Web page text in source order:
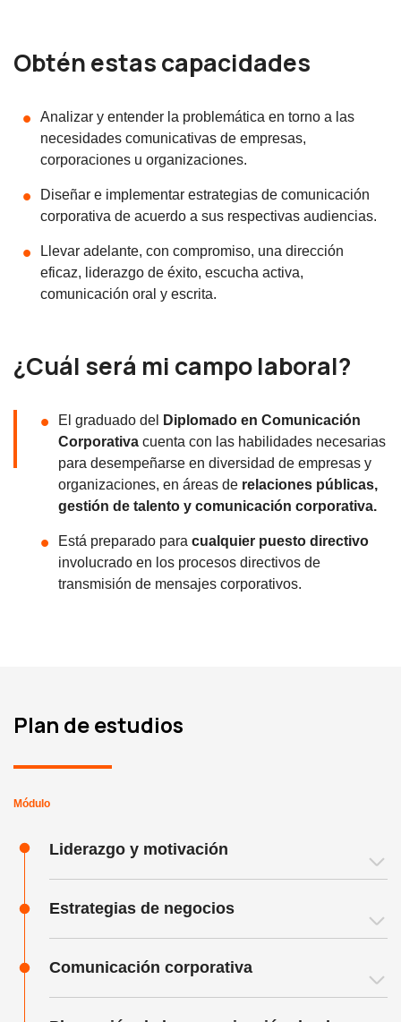
Obtén estas capacidades
Analizar y entender la problemática en torno a las
necesidades comunicativas de empresas,
corporaciones u organizaciones.
Diseñar e implementar estrategias de comunicación
corporativa de acuerdo a sus respectivas audiencias.
Llevar adelante, con compromiso, una dirección
eficaz, liderazgo de éxito, escucha activa,
comunicación oral y escrita.
¿Cuál será mi campo laboral?
El graduado del
Diplomado en Comunicación
Corporativa cuenta con las habilidades necesarias
para desempeñarse en diversidad de empresas y
organizaciones, en áreas de relaciones públicas,
gestión de talento y comunicación corporativa.
Está preparado para cualquier puesto directivo
involucrado en los procesos directivos de
transmisión de mensajes corporativos.
Plan de estudios
Módulo
Liderazgo y motivación
Estrategias de negocios
Comunicación corporativa